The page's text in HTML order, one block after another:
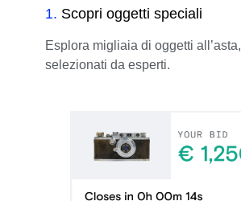
1. Scopri oggetti speciali
Esplora migliaia di oggetti all’asta,
selezionati da esperti.